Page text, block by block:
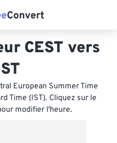
CEST vers
European Summer Time
Time (IST). Cliquez sur le
modifier l'heure.